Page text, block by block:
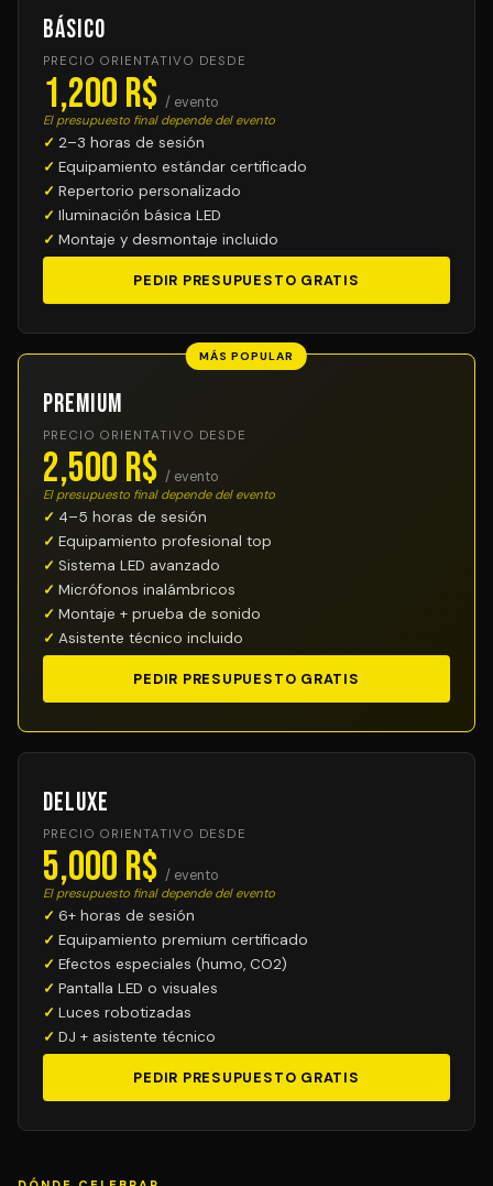
Básico
PRECIO ORIENTATIVO DESDE
1,200 R$ / evento
El presupuesto final depende del evento
2–3 horas de sesión
Equipamiento estándar certificado
Repertorio personalizado
Iluminación básica LED
Montaje y desmontaje incluido
PEDIR PRESUPUESTO GRATIS
MÁS POPULAR
Premium
PRECIO ORIENTATIVO DESDE
2,500 R$ / evento
El presupuesto final depende del evento
4–5 horas de sesión
Equipamiento profesional top
Sistema LED avanzado
Micrófonos inalámbricos
Montaje + prueba de sonido
Asistente técnico incluido
PEDIR PRESUPUESTO GRATIS
Deluxe
PRECIO ORIENTATIVO DESDE
5,000 R$ / evento
El presupuesto final depende del evento
6+ horas de sesión
Equipamiento premium certificado
Efectos especiales (humo, CO2)
Pantalla LED o visuales
Luces robotizadas
DJ + asistente técnico
PEDIR PRESUPUESTO GRATIS